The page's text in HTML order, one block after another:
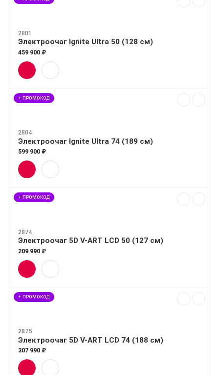
2801
Электроочаг Ignite Ultra 50 (128 см)
459 900 ₽
+ ПРОМОКОД
2804
Электроочаг Ignite Ultra 74 (189 см)
599 900 ₽
+ ПРОМОКОД
2874
Электроочаг 5D V-ART LCD 50 (127 см)
209 990 ₽
+ ПРОМОКОД
2875
Электроочаг 5D V-ART LCD 74 (188 см)
307 990 ₽